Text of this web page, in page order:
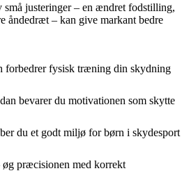
justeringer – en ændret fodstilling,
åndedræt – kan give markant bedre
forbedrer fysisk træning din skydning
bevarer du motivationen som skytte
du et godt miljø for børn i skydesport
øg præcisionen med korrekt